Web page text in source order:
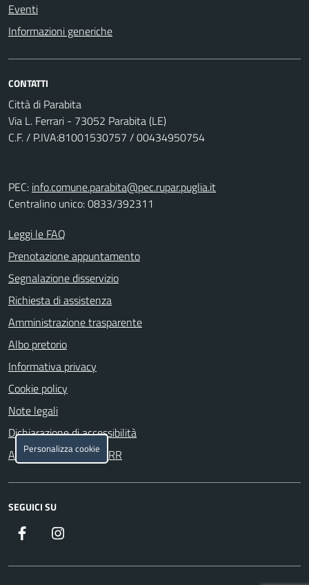
Eventi
Informazioni generiche
CONTATTI
Città di Parabita
Via L. Ferrari - 73052 Parabita (LE)
C.F. / P.IVA:81001530757 / 00434950754
PEC: info.comune.parabita@pec.rupar.puglia.it
Centralino unico: 0833/392311
Leggi le FAQ
Prenotazione appuntamento
Segnalazione disservizio
Richiesta di assistenza
Amministrazione trasparente
Albo pretorio
Informativa privacy
Cookie policy
Note legali
Dichiarazione di accessibilità
Attuazione misure PNRR
SEGUICI SU
Facebook
Personalizza cookie